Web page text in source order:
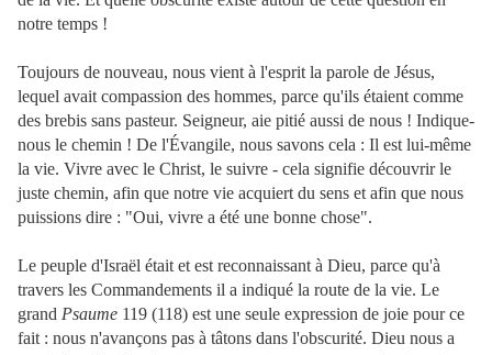
notre temps !
Toujours de nouveau, nous vient à l'esprit la parole de Jésus,
lequel avait compassion des hommes, parce qu'ils étaient comme
des brebis sans pasteur. Seigneur, aie pitié aussi de nous ! Indique-
nous le chemin ! De l'Évangile, nous savons cela : Il est lui-même
la vie. Vivre avec le Christ, le suivre - cela signifie découvrir le
juste chemin, afin que notre vie acquiert du sens et afin que nous
puissions dire : "Oui, vivre a été une bonne chose".
Le peuple d'Israël était et est reconnaissant à Dieu, parce qu'à
travers les Commandements il a indiqué la route de la vie. Le
grand Psaume 119 (118) est une seule expression de joie pour ce
fait : nous n'avançons pas à tâtons dans l'obscurité. Dieu nous a